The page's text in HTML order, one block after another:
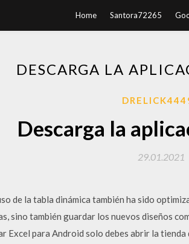
Home Santora72265
DESCARGA LA
Descarga la
29.01.2021
de la tabla dinámica también ha sido
sino también guardar los nuevos diseños
Excel para Android solo debes abrir la